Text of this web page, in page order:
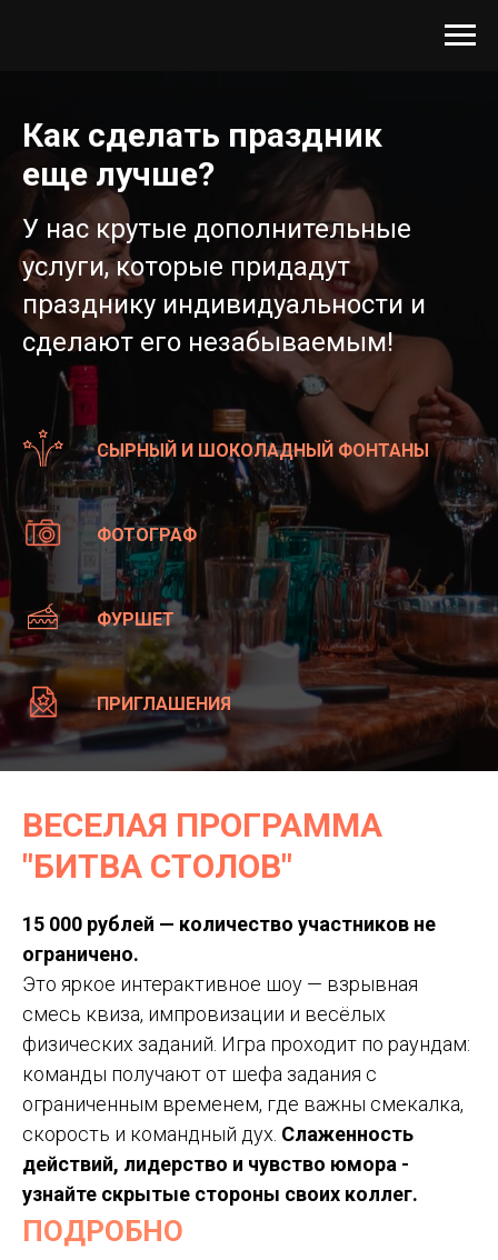
Как сделать праздник
еще лучше?
У нас крутые дополнительные
услуги, которые придадут
празднику индивидуальности и
сделают его незабываемым!
СЫРНЫЙ И ШОКОЛАДНЫЙ ФОНТАНЫ
ФОТОГРАФ
ФУРШЕТ
ПРИГЛАШЕНИЯ
ВЕСЕЛАЯ ПРОГРАММА
"БИТВА СТОЛОВ"
15 000 рублей — количество участников не
ограничено.
Это яркое интерактивное шоу — взрывная
смесь квиза, импровизации и весёлых
физических заданий. Игра проходит по раундам:
команды получают от шефа задания с
ограниченным временем, где важны смекалка,
скорость и командный дух. Слаженность
действий, лидерство и чувство юмора -
узнайте скрытые стороны своих коллег.
ПОДРОБНО